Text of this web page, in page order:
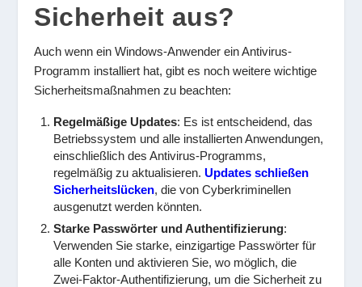
Sicherheit aus?
Auch wenn ein Windows-Anwender ein Antivirus-
Programm installiert hat, gibt es noch weitere wichtige
Sicherheitsmaßnahmen zu beachten:
Regelmäßige Updates: Es ist entscheidend, das
Betriebssystem und alle installierten Anwendungen,
einschließlich des Antivirus-Programms,
regelmäßig zu aktualisieren.Updates schließen
Sicherheitslücken, die von Cyberkriminellen
ausgenutzt werden könnten.
Starke Passwörter und Authentifizierung:
Verwenden Sie starke, einzigartige Passwörter für
alle Konten und aktivieren Sie, wo möglich, die
Zwei-Faktor-Authentifizierung, um die Sicherheit zu